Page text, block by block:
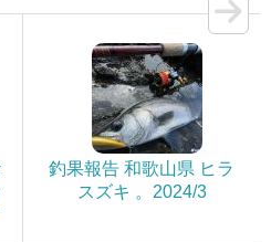
釣果報告 和歌山県 ヒラ
スズキ 。2024/3